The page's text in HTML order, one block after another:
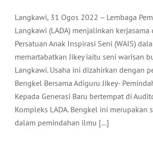
Langkawi, 31 Ogos 2022 – Lembaga
Langkawi (LADA) menjalinkan kerjasama
Persatuan Anak Inspirasi Seni (WAIS)
memartabatkan Jikey iaitu seni warisan
Langkawi. Usaha ini dizahirkan dengan
Bengkel Bersama Adiguru Jikey-
Kepada Generasi Baru bertempat di
Kompleks LADA. Bengkel ini merupakan
dalam pemindahan ilmu [...]